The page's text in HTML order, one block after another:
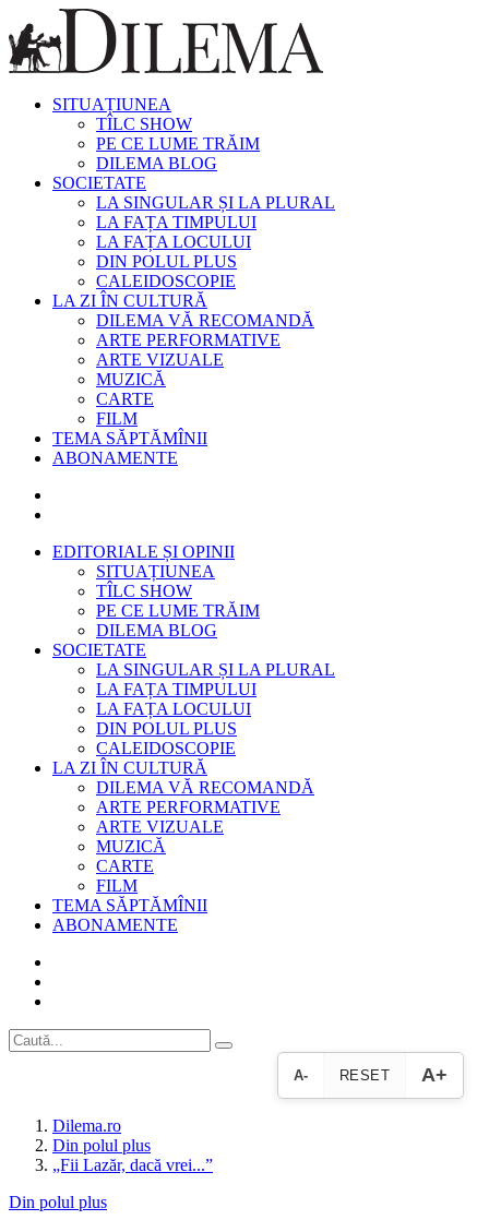
SITUAȚIUNEA
TÎLC SHOW
PE CE LUME TRĂIM
DILEMA BLOG
SOCIETATE
LA SINGULAR ȘI LA PLURAL
LA FAȚA TIMPULUI
LA FAȚA LOCULUI
DIN POLUL PLUS
CALEIDOSCOPIE
LA ZI ÎN CULTURĂ
DILEMA VĂ RECOMANDĂ
ARTE PERFORMATIVE
ARTE VIZUALE
MUZICĂ
CARTE
FILM
TEMA SĂPTĂMÎNII
ABONAMENTE
EDITORIALE ȘI OPINII
SITUAȚIUNEA
TÎLC SHOW
PE CE LUME TRĂIM
DILEMA BLOG
SOCIETATE
LA SINGULAR ȘI LA PLURAL
LA FAȚA TIMPULUI
LA FAȚA LOCULUI
DIN POLUL PLUS
CALEIDOSCOPIE
LA ZI ÎN CULTURĂ
DILEMA VĂ RECOMANDĂ
ARTE PERFORMATIVE
ARTE VIZUALE
MUZICĂ
CARTE
FILM
TEMA SĂPTĂMÎNII
ABONAMENTE
A- RESET A+
Dilema.ro
Din polul plus
„Fii Lazăr, dacă vrei...”
Din polul plus